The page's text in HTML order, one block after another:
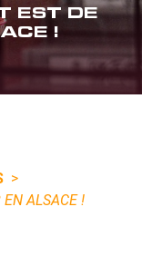
EST DE
!
>
EN ALSACE !